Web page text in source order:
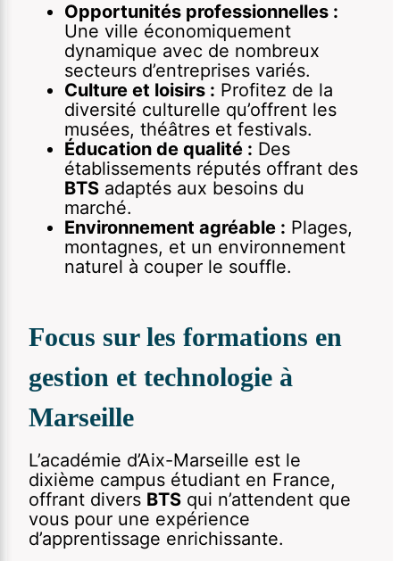
Opportunités professionnelles :
Une ville économiquement
dynamique avec de nombreux
secteurs d’entreprises variés.
Culture et loisirs : Profitez de la
diversité culturelle qu’offrent les
musées, théâtres et festivals.
Éducation de qualité : Des
établissements réputés offrant des
BTS adaptés aux besoins du
marché.
Environnement agréable : Plages,
montagnes, et un environnement
naturel à couper le souffle.
Focus sur les formations en
gestion et technologie à
Marseille
L’académie d’Aix-Marseille est le
dixième campus étudiant en France,
offrant divers BTS qui n’attendent que
vous pour une expérience
d’apprentissage enrichissante.